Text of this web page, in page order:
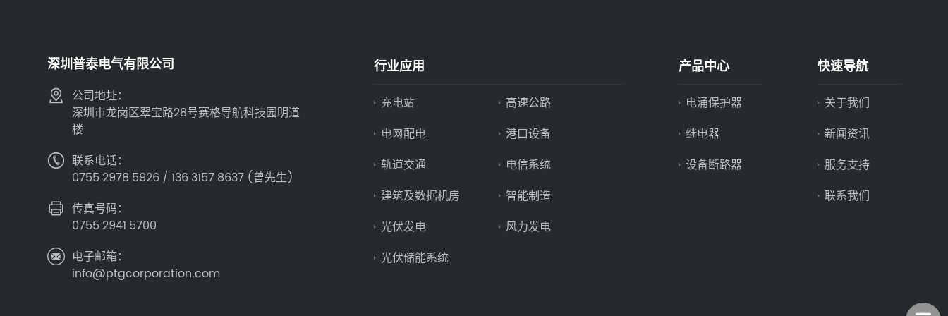
深圳普泰电气有限公司
公司地址：
深圳市龙岗区翠宝路28号赛格导航科技园明道
楼
联系电话：
0755 2978 5926 / 136 3157 8637 (曾先生)
传真号码：
0755 2941 5700
电子邮箱：
info@ptgcorporation.com
行业应用
充电站
高速公路
电网配电
港口设备
轨道交通
电信系统
建筑及数据机房
智能制造
光伏发电
风力发电
光伏储能系统
产品中心
电涌保护器
继电器
设备断路器
快速导航
关于我们
新闻资讯
服务支持
联系我们